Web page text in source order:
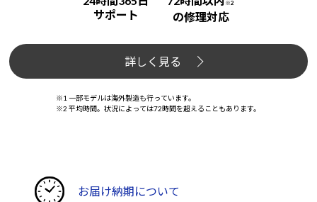
サポート
※2
の修理対応
詳しく見る
※1 一部モデルは海外製造も行っています。
※2 平均時間。状況によっては72時間を超えることもあります。
お届け納期について